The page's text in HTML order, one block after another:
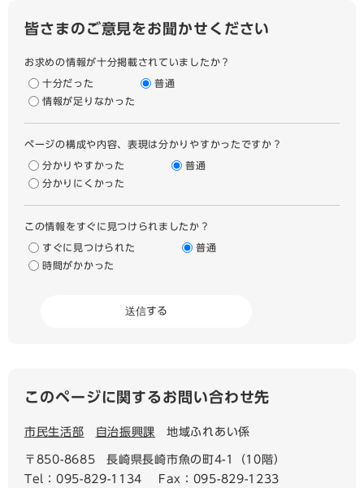
皆さまのご意見をお聞かせください
お求めの情報が十分掲載されていましたか？
十分だった
普通
情報が足りなかった
ページの構成や内容、表現は分かりやすかったですか？
分かりやすかった
普通
分かりにくかった
この情報をすぐに見つけられましたか？
すぐに見つけられた
普通
時間がかかった
このページに関するお問い合わせ先
市民生活部 自治振興課 地域ふれあい係
〒850-8685
長崎県長崎市魚の町4-1（10階）
Tel：095-829-1134
Fax：095-829-1233